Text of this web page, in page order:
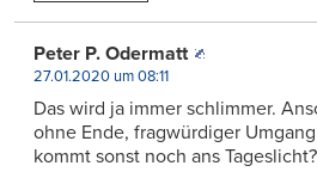
Peter P. Odermatt
27.01.2020 um 08:11
Das wird ja immer schlimmer.
ohne Ende, fragwürdiger
kommt sonst noch ans Tageslicht?